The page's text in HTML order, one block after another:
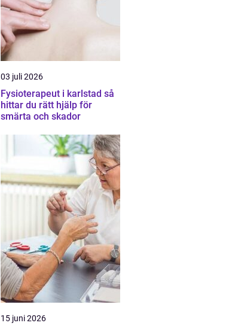
03 juli 2026
Fysioterapeut i karlstad så
hittar du rätt hjälp för
smärta och skador
15 juni 2026